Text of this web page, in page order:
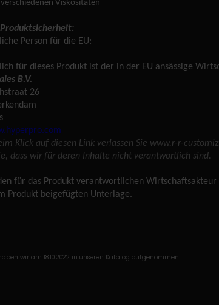
Viskositäten
Person für die EU:
für dieses Produkt ist der in der EU ansässige
B.V.
26
Klick auf diesen Link verlassen Sie www.r-r-
dass wir für deren Inhalte nicht verantwortlich sind.
für das Produkt verantwortlichen
Produkt beigefügten Unterlage.
wir am 18.10.2022 in unseren Katalog aufgenommen.